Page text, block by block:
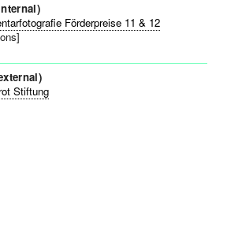
Förderpreise 11 & 12
Stiftung